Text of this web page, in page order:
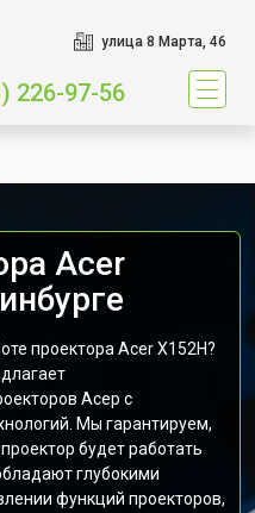
улица 8 Марта, 46
226-97-56
Acer
проектора Acer X152H?
Асер с
Мы гарантируем,
будет работать
глубокими
функций проекторов,